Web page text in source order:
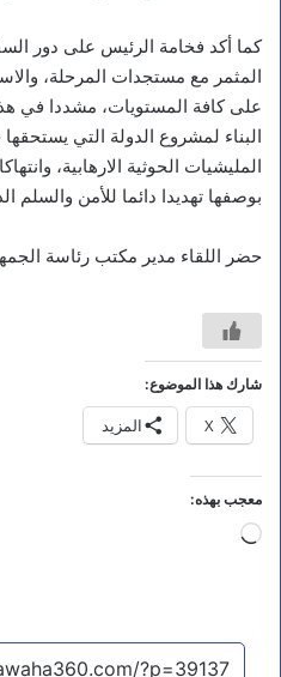
كما أكد فخامة الرئيس على دور
المثمر مع مستجدات المرحلة،
على كافة المستويات، مشددا في
البناء لمشروع الدولة التي يستحقها
المليشيات الحوثية الارهابية،
بوصفها تهديدا دائما للأمن والسلم
حضر اللقاء مدير مكتب رئاسة
شارك هذا الموضوع:
X المزيد
معجب بهذه:
جاري
أخبار محلية
ك
ي
ل
ب
ء
ل
س
و
ي
ت
ف